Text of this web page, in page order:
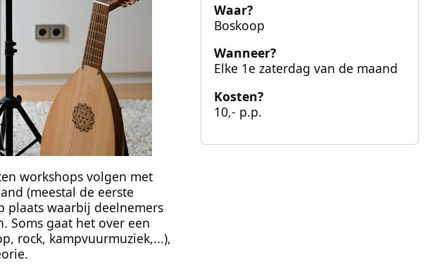
workshops volgen met
(meestal de eerste
plaats waarbij deelnemers
Soms gaat het over een
rock, kampvuurmuziek,...),
Waar?
Boskoop
Wanneer?
Elke 1e zaterdag van de maand
Kosten?
10,- p.p.